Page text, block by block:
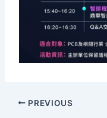
PREVIOUS